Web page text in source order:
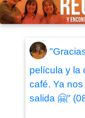
película y la
café. Ya
salida 🤗"